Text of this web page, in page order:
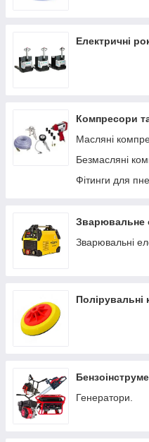
Електричні
Компресори
Масляні
Безмасляні
Фітинги для
Зварювальне
Зварювальні
Полірувальні
Генератори.